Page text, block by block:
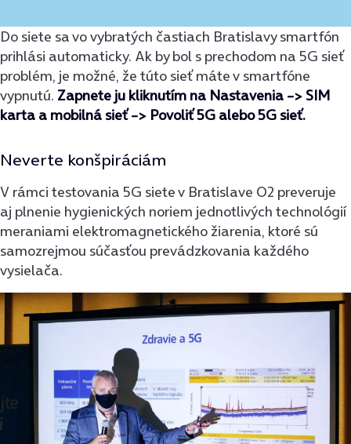
Do siete sa vo vybratých častiach Bratislavy smartfón
prihlási automaticky. Ak by bol s prechodom na 5G sieť
problém, je možné, že túto sieť máte v smartfóne
vypnutú. Zapnete ju kliknutím na Nastavenia –> SIM
karta a mobilná sieť –> Povoliť 5G alebo 5G sieť.
Neverte konšpiráciám
V rámci testovania 5G siete v Bratislave O2 preveruje
aj plnenie hygienických noriem jednotlivých technológií
meraniami elektromagnetického žiarenia, ktoré sú
samozrejmou súčasťou prevádzkovania každého
vysielača.